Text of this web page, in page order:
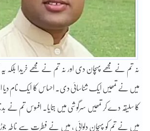
نہ تم نے مجھے پہچان دی اور نہ تم نے مجھے خریدا بلکہ یہ
میں نے تمھیں ایک شناسائی دی۔ احساس کا ایک نام
کا سلیقہ دے کر تمھیں سرگوشی میں بتایا۔ افسوس تم نے بدنام
میں نے تم کو پہچان دلوائی ، میں نے فطرت سے ناطہ